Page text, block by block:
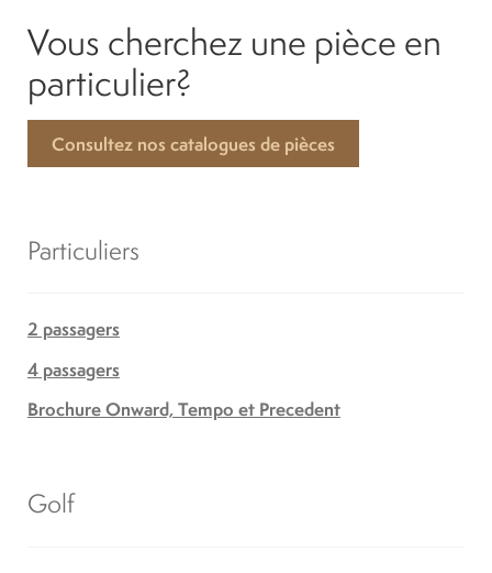
Vous cherchez une pièce en
particulier?
Consultez nos catalogues de pièces
Particuliers
2 passagers
4 passagers
Brochure Onward, Tempo et Precedent
Golf